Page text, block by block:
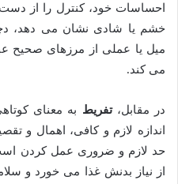
احساسات خود، کنترل را از
خشم یا شادی نشان می دهد،
میل یا عملی از مرزهای صحیح
می کند.
در مقابل،تفریط به معنای
اندازه لازم و کافی، اهمال و
حد لازم و ضروری عمل کردن
از نیاز بدنش غذا می خورد و